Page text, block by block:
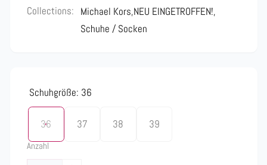
Collections: Michael Kors,NEU EINGETROFFEN!,
Schuhe / Socken
Schuhgröße: 36
36 37 38 39
Anzahl